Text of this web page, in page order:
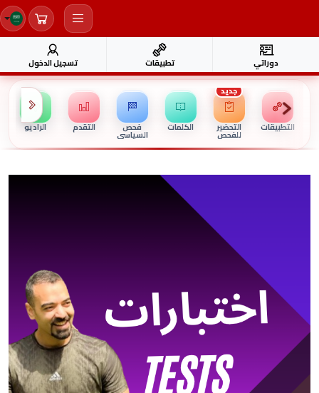
دوراتي تطبيقات تسجيل الدخول
التطبيقات
جديد
التحضير
للفحص
الكلمات فحص
السياسي
التقدم الراديو